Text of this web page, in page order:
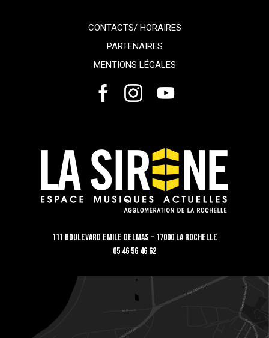
CONTACTS/ HORAIRES
PARTENAIRES
MENTIONS LÉGALES
111 Boulevard Emile Delmas - 17000 La Rochelle
05 46 56 46 62